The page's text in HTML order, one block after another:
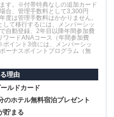
す。※付帯特典なしの追加カード
合、管理手数料として3,300円
度は管理手数料はかかりません。
て移行するには、メンバーシッ
自動登録、2年目以降年間参加費
ードANAコース（年間参加費
イント3倍には、メンバーシッ
ーナスポイントプログラム（無
理由
ルドカード
のホテル無料宿泊プレゼント
貯まる